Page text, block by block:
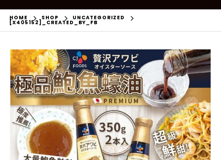
HOME SHOP UNCATEGORIZED
[X405152]_CREATED_BY_FB